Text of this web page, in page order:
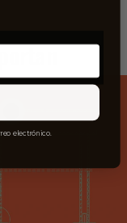
electrónico.